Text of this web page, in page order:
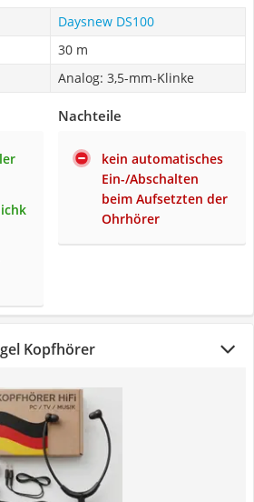
Daysnew DS100
30 m
Analog: 3,5-mm-Klinke
Nachteile
kein automatisches
Ein-/Abschalten
beim Aufsetzten der
Ohrhörer
Kopfhörer